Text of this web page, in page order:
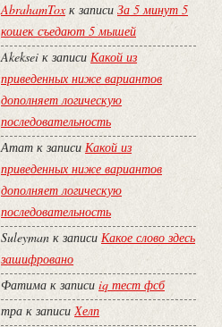
AbrahamToxк записи За 5 минут 5
кошек съедают 5 мышей
Akeksei к записи Какой из
приведенных ниже вариантов
дополняет логическую
последовательность
Атат к записи Какой из
приведенных ниже вариантов
дополняет логическую
последовательность
Suleyman к записи Какое слово здесь
зашифровано
Фатима к записи iq тест фсб
тра к записиХелп